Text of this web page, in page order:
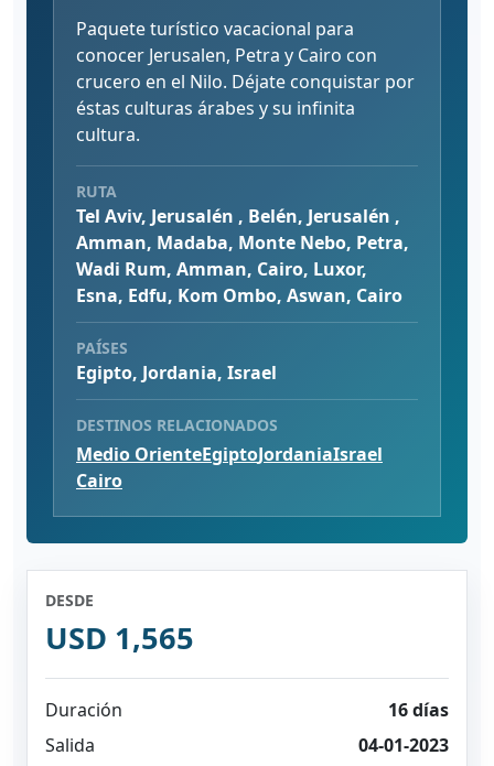
Paquete turístico vacacional para
conocer Jerusalen, Petra y Cairo con
crucero en el Nilo. Déjate conquistar por
éstas culturas árabes y su infinita
cultura.
RUTA
Tel Aviv, Jerusalén , Belén, Jerusalén ,
Amman, Madaba, Monte Nebo, Petra,
Wadi Rum, Amman, Cairo, Luxor,
Esna, Edfu, Kom Ombo, Aswan, Cairo
PAÍSES
Egipto, Jordania, Israel
DESTINOS RELACIONADOS
Medio OrienteEgiptoJordaniaIsrael
Cairo
DESDE
USD 1,565
Duración
16 días
Salida
04-01-2023